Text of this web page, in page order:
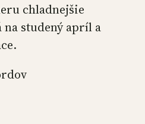
chladnejšie
studený apríl a